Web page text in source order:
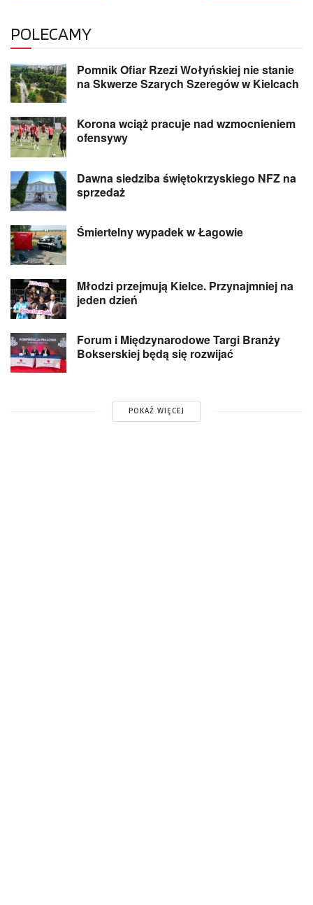
POLECAMY
Pomnik Ofiar Rzezi Wołyńskiej nie stanie
na Skwerze Szarych Szeregów w Kielcach
Korona wciąż pracuje nad wzmocnieniem
ofensywy
Dawna siedziba świętokrzyskiego NFZ na
sprzedaż
Śmiertelny wypadek w Łagowie
Młodzi przejmują Kielce. Przynajmniej na
jeden dzień
Forum i Międzynarodowe Targi Branży
Bokserskiej będą się rozwijać
POKAŻ WIĘCEJ